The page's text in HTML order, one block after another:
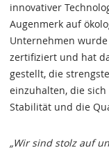
innovativer
Augenmerk auf
Unternehmen wurde
zertifiziert und hat
gestellt, die
einzuhalten, die
Stabilität und die
„Wir sind stolz auf